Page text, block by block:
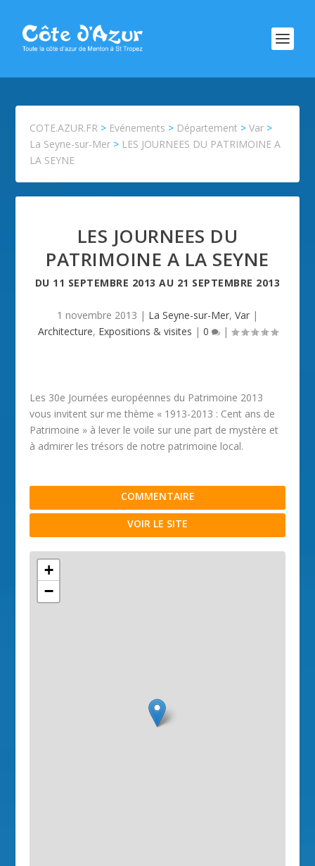
COTE.AZUR.FR > Evénements > Département >Var >
La Seyne-sur-Mer > LES JOURNEES DU PATRIMOINE A
LA SEYNE
LES JOURNEES DU
PATRIMOINE A LA SEYNE
DU 11 SEPTEMBRE 2013 AU 21 SEPTEMBRE 2013
1 novembre 2013 | La Seyne-sur-Mer, Var |
Architecture, Expositions & visites | 0 |
Les 30e Journées européennes du Patrimoine 2013
vous invitent sur me thème « 1913-2013 : Cent ans de
Patrimoine » à lever le voile sur une part de mystère et
à admirer les trésors de notre patrimoine local.
COMMENTAIRE
VOIR LE SITE
+
−